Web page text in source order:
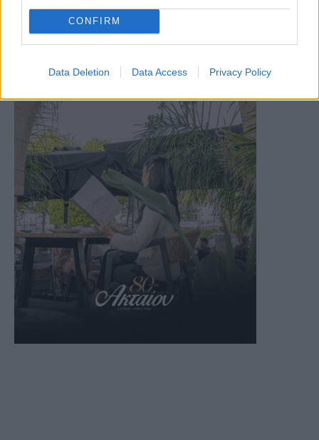
CONFIRM
Data Deletion Data Access Privacy Policy